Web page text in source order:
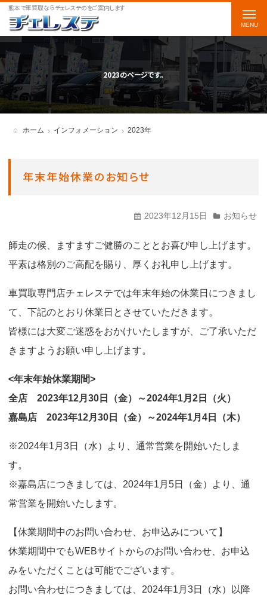
熊本で車買取ならチェレステのをご案内します
2023のページです。
ホーム インフォメーション 2023年
年末年始休業のお知らせ
2023年12月15日 お知らせ
師走の候、ますますご健勝のこととお喜び申し上げます。
平素は格別のご高配を賜り、厚くお礼申し上げます。
車買取専門店チェレステでは年末年始の休業日につきまし
て、下記のとおり休業日とさせていただきます。
皆様には大変ご迷惑をおかけいたしますが、ご了承いただ
きますようお願い申し上げます。
<年末年始休業期間>
全店 2023年12月30日（金）～2024年1月2日（火）
嘉島店 2023年12月30日（金）～2024年1月4日（木）
※2024年1月3日（水）より、通常営業を開始いたしま
す。
※嘉島店につきましては、2024年1月5日（金）より、通
常営業を開始いたします。
【休業期間中のお問い合わせ、お申込みについて】
休業期間中でもWEBサイトからのお問い合わせ、お申込
みをいただくことは可能でございます。
お問い合わせにつきましては、2024年1月3日（水）以降
t
o
g
g
l
e
a
n